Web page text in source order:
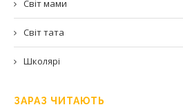
Світ мами
Світ тата
Школярі
ЗАРАЗ ЧИТАЮТЬ